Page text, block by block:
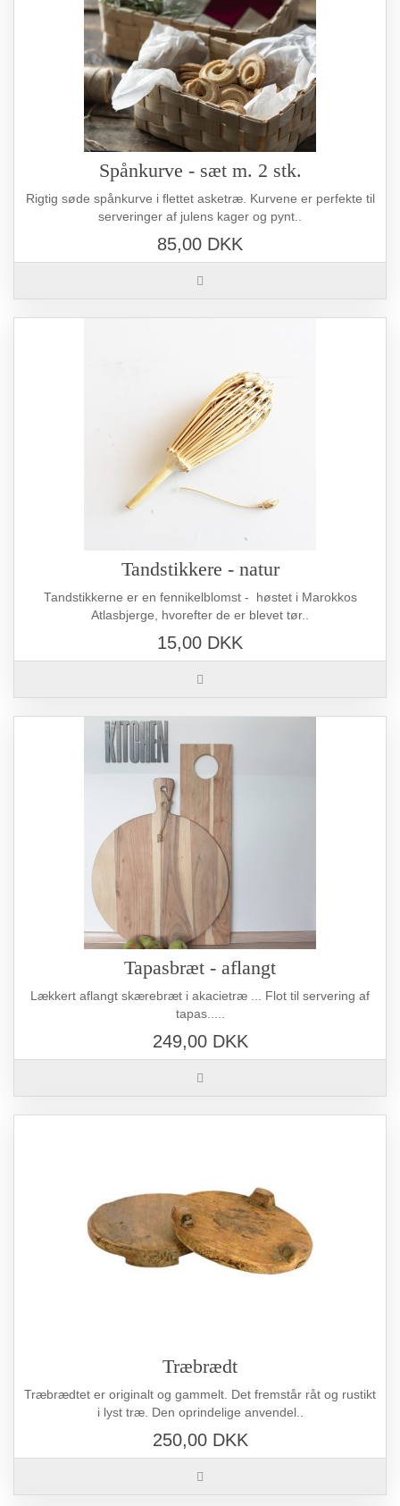
Spånkurve - sæt m. 2 stk.
Rigtig søde spånkurve i flettet asketræ. Kurvene er perfekte til
serveringer af julens kager og pynt..
85,00 DKK
Tandstikkere - natur
Tandstikkerne er en fennikelblomst - høstet i Marokkos
Atlasbjerge, hvorefter de er blevet tør..
15,00 DKK
Tapasbræt - aflangt
Lækkert aflangt skærebræt i akacietræ ... Flot til servering af
tapas.....
249,00 DKK
Træbrædt
Træbrædtet er originalt og gammelt. Det fremstår råt og rustikt
i lyst træ. Den oprindelige anvendel..
250,00 DKK